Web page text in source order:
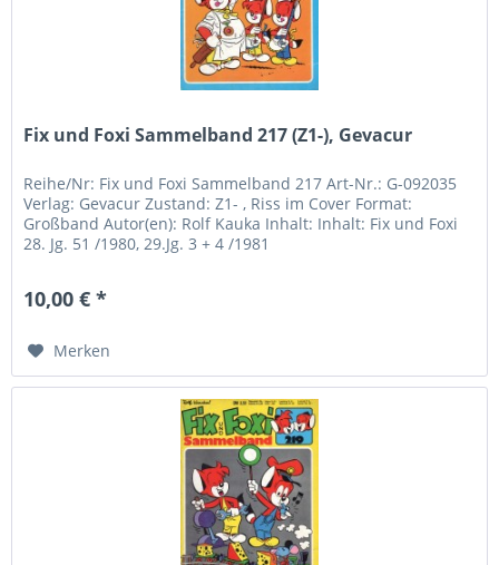
Fix und Foxi Sammelband 217 (Z1-), Gevacur
Reihe/Nr: Fix und Foxi Sammelband 217 Art-Nr.: G-092035
Verlag: Gevacur Zustand: Z1- , Riss im Cover Format:
Großband Autor(en): Rolf Kauka Inhalt: Inhalt: Fix und Foxi
28. Jg. 51 /1980, 29.Jg. 3 + 4 /1981
10,00 € *
Merken